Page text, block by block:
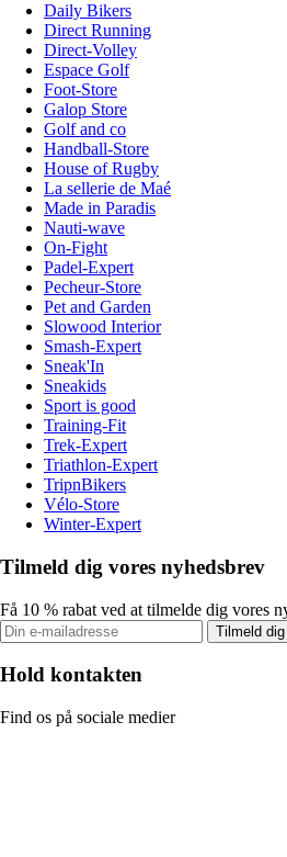
Daily Bikers
Direct Running
Direct-Volley
Espace Golf
Foot-Store
Galop Store
Golf and co
Handball-Store
House of Rugby
La sellerie de Maé
Made in Paradis
Nauti-wave
On-Fight
Padel-Expert
Pecheur-Store
Pet and Garden
Slowood Interior
Smash-Expert
Sneak'In
Sneakids
Sport is good
Training-Fit
Trek-Expert
Triathlon-Expert
TripnBikers
Vélo-Store
Winter-Expert
Tilmeld dig vores nyhedsbrev
Få 10 % rabat ved at tilmelde dig vores
Tilmeld dig
Hold kontakten
Find os på sociale medier